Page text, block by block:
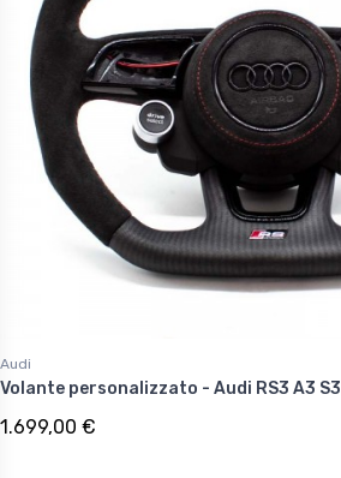
Audi
Volante personalizzato - Audi RS3 A3 S3
1.699,00 €